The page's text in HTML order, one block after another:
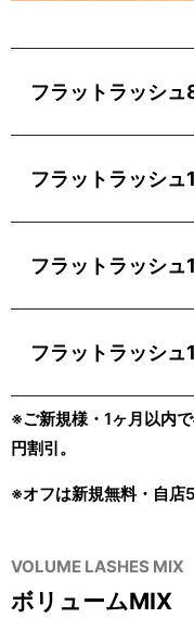
フラットラッシ
フラットラッシ
フラットラッシュ
フラットラッシ
※ご新規様・1ヶ月以内
円割引。
※オフは新規無料・自店
VOLUME LASHES MIX
ボリュームMIX